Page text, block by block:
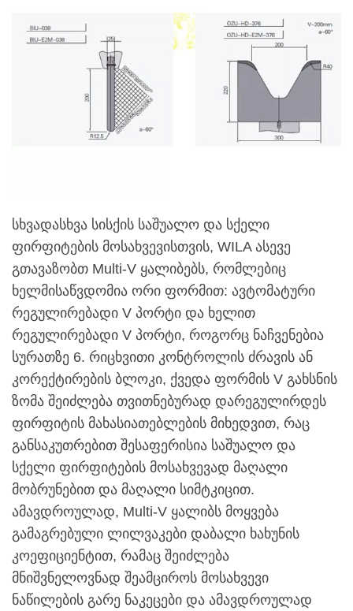
სხვადასხვა სისქის საშუალო და სქელი
ფირფიტების მოსახვევისთვის, WILA ასევე
გთავაზობთ Multi-V ყალიბებს, რომლებიც
ხელმისაწვდომია ორი ფორმით: ავტომატური
რეგულირებადი V პორტი და ხელით
რეგულირებადი V პორტი, როგორც ნაჩვენებია
სურათზე 6. რიცხვითი კონტროლის ძრავის ან
კორექტირების ბლოკი, ქვედა ფორმის V გახსნის
ზომა შეიძლება თვითნებურად დარეგულირდეს
ფირფიტის მახასიათებლების მიხედვით, რაც
განსაკუთრებით შესაფერისია საშუალო და
სქელი ფირფიტების მოსახვევად მაღალი
მობრუნებით და მაღალი სიმტკიცით.
ამავდროულად, Multi-V ყალიბს მოყვება
გამაგრებული ლილვაკები დაბალი ხახუნის
კოეფიციენტით, რამაც შეიძლება
მნიშვნელოვნად შეამციროს მოსახვევი
ნაწილების გარე ნაკეცები და ამავდროულად